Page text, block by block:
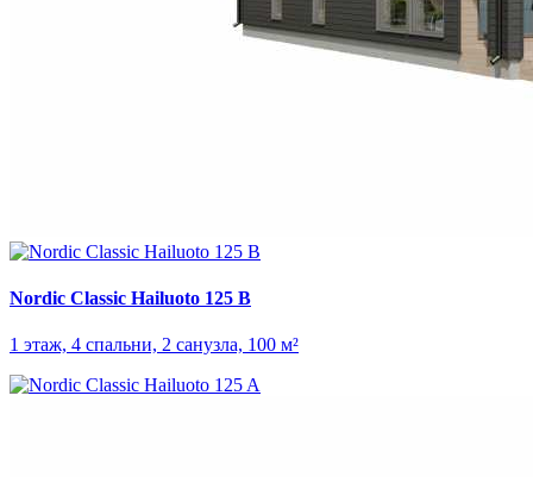
Nordic Classic Hailuoto 125 B
1 этаж, 4 спальни, 2 санузла, 100 м²